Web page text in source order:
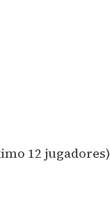
12 jugadores)